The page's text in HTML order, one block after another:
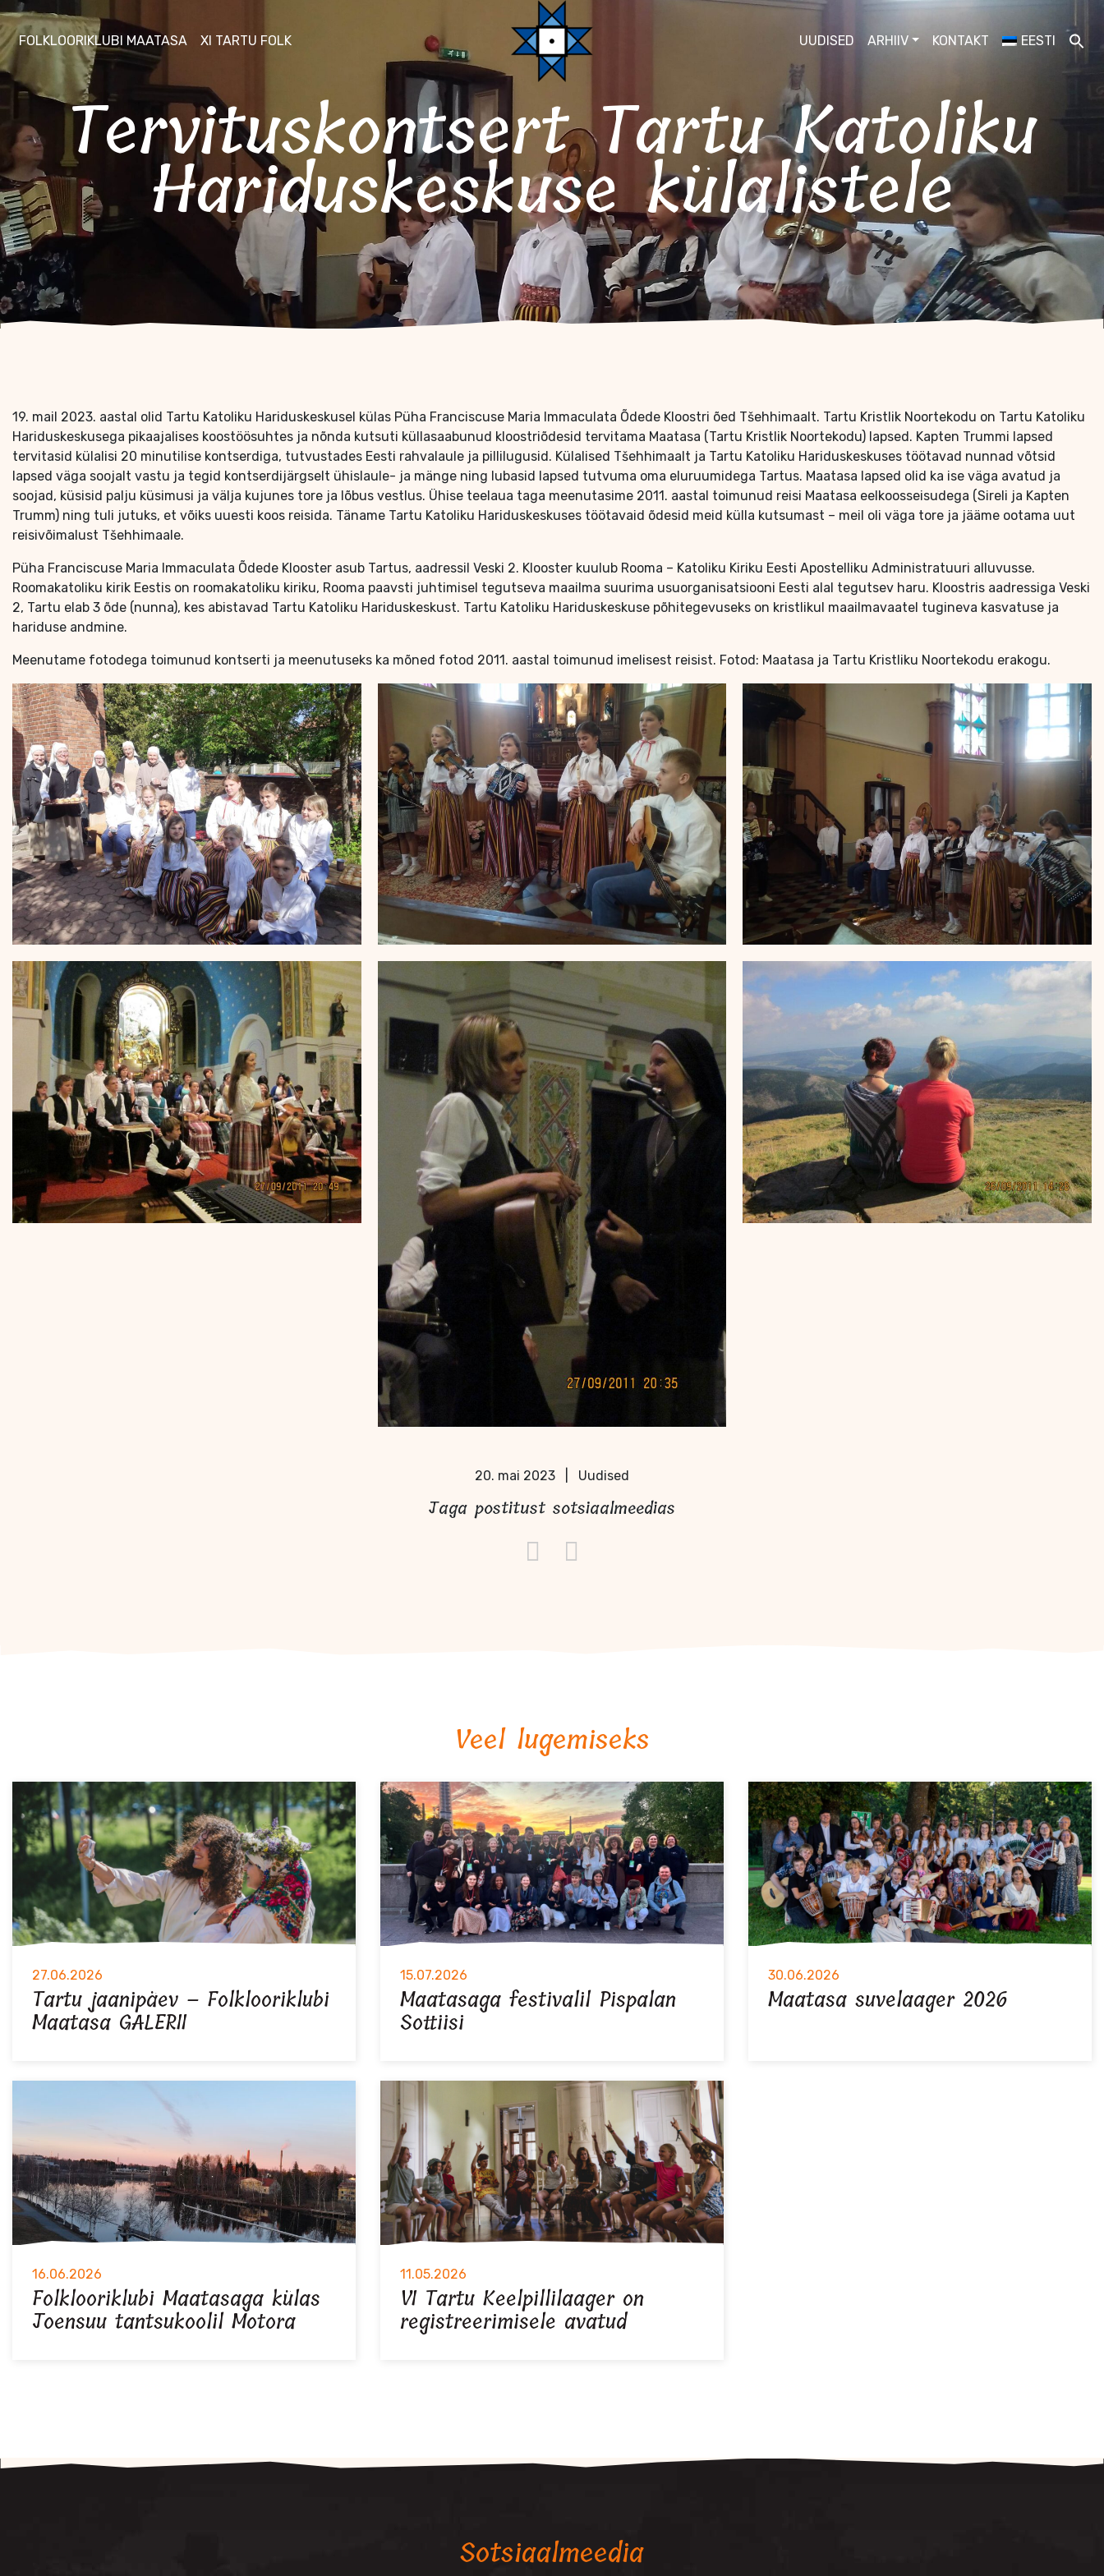
FOLKLOORIKLUBI MAATASA XI TARTU FOLK UUDISED ARHIIV KONTAKT EESTI
Tervituskontsert Tartu Katoliku
Hariduskeskuse külalistele
19. mail 2023. aastal olid Tartu Katoliku Hariduskeskusel külas Püha Franciscuse Maria Immaculata Õdede Kloostri õed Tšehhimaalt. Tartu Kristlik Noortekodu on Tartu Katoliku
Hariduskeskusega pikaajalises koostöösuhtes ja nõnda kutsuti küllasaabunud kloostriõdesid tervitama Maatasa (Tartu Kristlik Noortekodu) lapsed. Kapten Trummi lapsed
tervitasid külalisi 20 minutilise kontserdiga, tutvustades Eesti rahvalaule ja pillilugusid. Külalised Tšehhimaalt ja Tartu Katoliku Hariduskeskuses töötavad nunnad võtsid
lapsed väga soojalt vastu ja tegid kontserdijärgselt ühislaule- ja mänge ning lubasid lapsed tutvuma oma eluruumidega Tartus. Maatasa lapsed olid ka ise väga avatud ja
soojad, küsisid palju küsimusi ja välja kujunes tore ja lõbus vestlus. Ühise teelaua taga meenutasime 2011. aastal toimunud reisi Maatasa eelkoosseisudega (Sireli ja Kapten
Trumm) ning tuli jutuks, et võiks uuesti koos reisida. Täname Tartu Katoliku Hariduskeskuses töötavaid õdesid meid külla kutsumast – meil oli väga tore ja jääme ootama uut
reisivõimalust Tšehhimaale.
Püha Franciscuse Maria Immaculata Õdede Klooster asub Tartus, aadressil Veski 2. Klooster kuulub Rooma – Katoliku Kiriku Eesti Apostelliku Administratuuri alluvusse.
Roomakatoliku kirik Eestis on roomakatoliku kiriku, Rooma paavsti juhtimisel tegutseva maailma suurima usuorganisatsiooni Eesti alal tegutsev haru. Kloostris aadressiga Veski
2, Tartu elab 3 õde (nunna), kes abistavad Tartu Katoliku Hariduskeskust. Tartu Katoliku Hariduskeskuse põhitegevuseks on kristlikul maailmavaatel tugineva kasvatuse ja
hariduse andmine.
Meenutame fotodega toimunud kontserti ja meenutuseks ka mõned fotod 2011. aastal toimunud imelisest reisist. Fotod: Maatasa ja Tartu Kristliku Noortekodu erakogu.
20. mai 2023 Uudised
Jaga postitust sotsiaalmeedias
Veel lugemiseks
27.06.2026
Tartu jaanipäev – Folklooriklubi
Maatasa GALERII
15.07.2026
Maatasaga festivalil Pispalan
Sottiisi
30.06.2026
Maatasa suvelaager 2026
16.06.2026
Folklooriklubi Maatasaga külas
Joensuu tantsukoolil Motora
11.05.2026
VI Tartu Keelpillilaager on
registreerimisele avatud
Sotsiaalmeedia